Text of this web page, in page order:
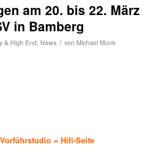
am 20. bis 22. März
in Bamberg
& High End, News / von Michael Munk
= Hifi-Seite